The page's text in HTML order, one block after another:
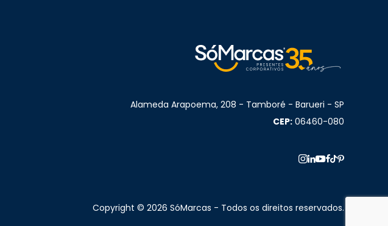
Alameda Arapoema, 208 - Tamboré - Barueri - SP
CEP: 06460-080
Copyright © 2026 SóMarcas - Todos os direitos reservados.